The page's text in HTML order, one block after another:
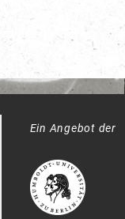
Ein Angebot der